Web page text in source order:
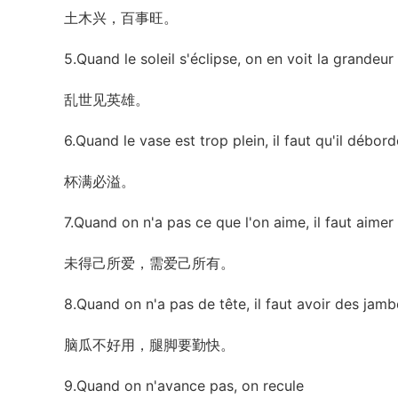
土木兴，百事旺。
5.Quand le soleil s'éclipse, on en voit la grandeur
乱世见英雄。
6.Quand le vase est trop plein, il faut qu'il
杯满必溢。
7.Quand on n'a pas ce que l'on aime, il faut
未得己所爱，需爱己所有。
8.Quand on n'a pas de tête, il faut avoir des
脑瓜不好用，腿脚要勤快。
9.Quand on n'avance pas, on recule